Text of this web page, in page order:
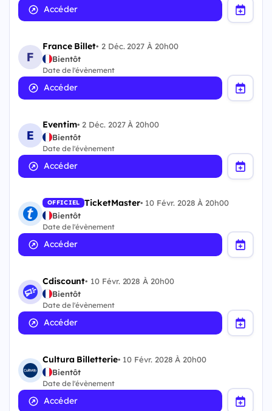
Accéder
France Billet• 2 Déc. 2027 À 20h00
Bientôt
Date de l'évènement
Accéder
Eventim• 2 Déc. 2027 À 20h00
Bientôt
Date de l'évènement
Accéder
OFFICIEL TicketMaster• 10 Févr. 2028 À 20h00
Bientôt
Date de l'évènement
Accéder
Cdiscount• 10 Févr. 2028 À 20h00
Bientôt
Date de l'évènement
Accéder
Cultura Billetterie• 10 Févr. 2028 À 20h00
Bientôt
Date de l'évènement
Accéder